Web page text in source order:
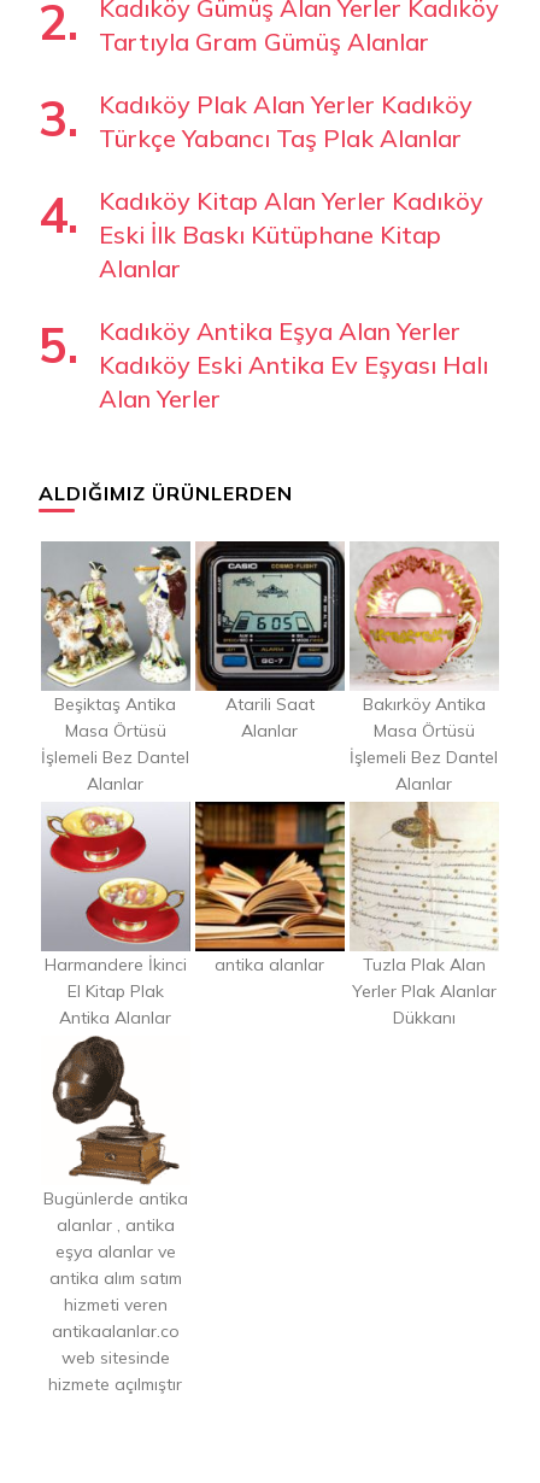
Kadıköy Gümüş Alan Yerler Kadıköy
Tartıyla Gram Gümüş Alanlar
Kadıköy Plak Alan Yerler Kadıköy
Türkçe Yabancı Taş Plak Alanlar
Kadıköy Kitap Alan Yerler Kadıköy
Eski İlk Baskı Kütüphane Kitap
Alanlar
Kadıköy Antika Eşya Alan Yerler
Kadıköy Eski Antika Ev Eşyası Halı
Alan Yerler
ALDIĞIMIZ ÜRÜNLERDEN
Beşiktaş Antika
Masa Örtüsü
İşlemeli Bez Dantel
Alanlar
Atarili Saat
Alanlar
Bakırköy Antika
Masa Örtüsü
İşlemeli Bez Dantel
Alanlar
Harmandere İkinci
El Kitap Plak
Antika Alanlar
antika alanlar
Tuzla Plak Alan
Yerler Plak Alanlar
Dükkanı
Bugünlerde antika
alanlar , antika
eşya alanlar ve
antika alım satım
hizmeti veren
antikaalanlar.co
web sitesinde
hizmete açılmıştır